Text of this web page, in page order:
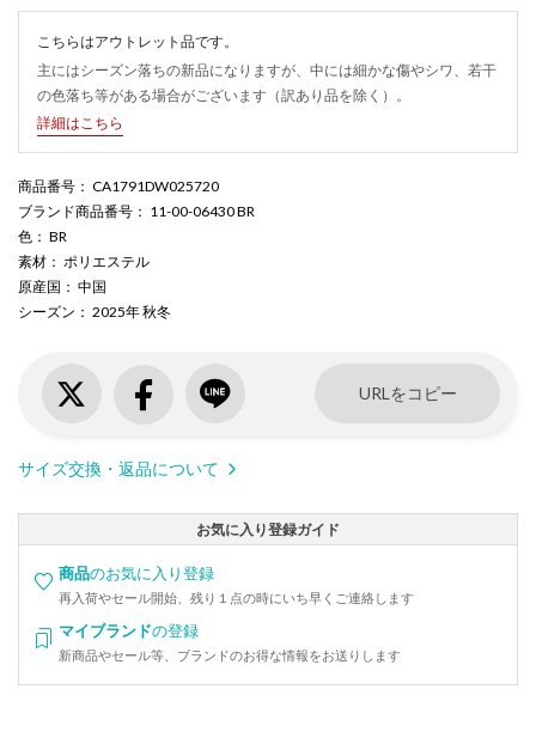
こちらはアウトレット品です。
主にはシーズン落ちの新品になりますが、中には細かな傷やシワ、若干
の色落ち等がある場合がございます（訳あり品を除く）。
詳細はこちら
商品番号 ： CA1791DW025720
ブランド商品番号 ： 11-00-06430 BR
色 ： BR
素材 ： ポリエステル
原産国 ： 中国
シーズン ： 2025年 秋冬
URLをコピー
サイズ交換・返品について
お気に入り登録ガイド
商品のお気に入り登録
再入荷やセール開始、残り１点の時にいち早くご連絡します
マイブランドの登録
新商品やセール等、ブランドのお得な情報をお送りします